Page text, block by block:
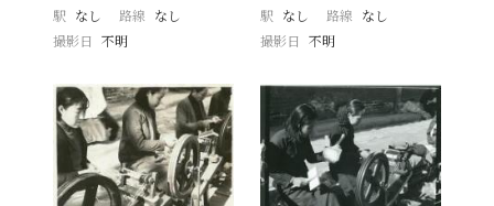
駅 なし 路線 なし
撮影日
不明
駅 なし 路線 なし
撮影日 不明